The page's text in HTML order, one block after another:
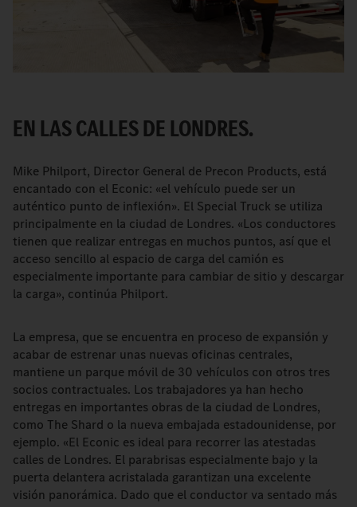
EN LAS CALLES DE LONDRES.
Mike Philport, Director General de Precon Products, está
encantado con el Econic: «el vehículo puede ser un
auténtico punto de inflexión». El Special Truck se utiliza
principalmente en la ciudad de Londres. «Los conductores
tienen que realizar entregas en muchos puntos, así que el
acceso sencillo al espacio de carga del camión es
especialmente importante para cambiar de sitio y descargar
la carga», continúa Philport.
La empresa, que se encuentra en proceso de expansión y
acabar de estrenar unas nuevas oficinas centrales,
mantiene un parque móvil de 30 vehículos con otros tres
socios contractuales. Los trabajadores ya han hecho
entregas en importantes obras de la ciudad de Londres,
como The Shard o la nueva embajada estadounidense, por
ejemplo. «El Econic es ideal para recorrer las atestadas
calles de Londres. El parabrisas especialmente bajo y la
puerta delantera acristalada garantizan una excelente
visión panorámica. Dado que el conductor va sentado más